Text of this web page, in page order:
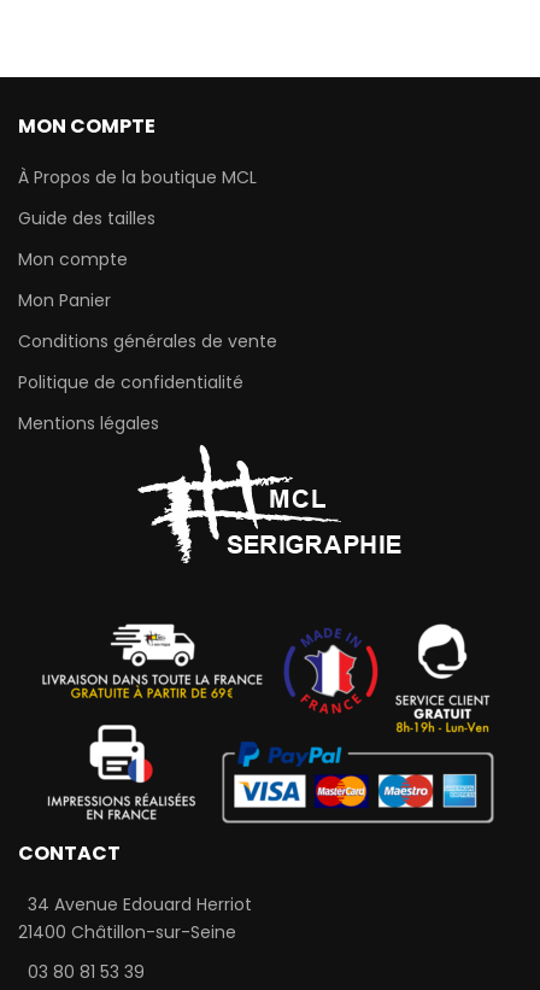
MON COMPTE
À Propos de la boutique MCL
Guide des tailles
Mon compte
Mon Panier
Conditions générales de vente
Politique de confidentialité
Mentions légales
CONTACT
34 Avenue Edouard Herriot
21400 Châtillon-sur-Seine
03 80 81 53 39